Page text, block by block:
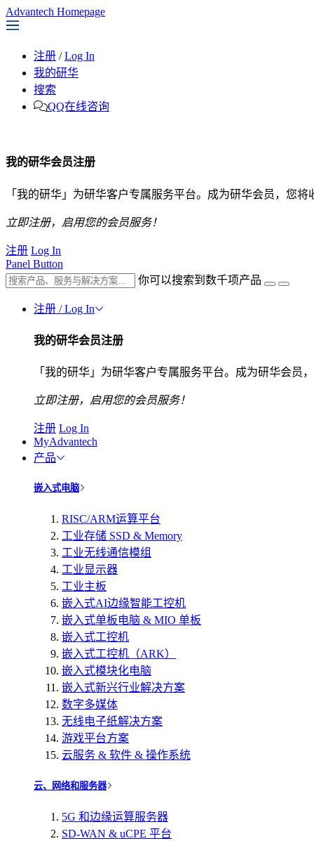
Advantech Homepage
注册 / Log In
我的研华
搜索
QQ在线咨询
我的研华会员注册
「我的研华」为研华客户专属服务平台。成为研华会员，您
立即注册，启用您的会员服务！
注册 Log In
Panel Button
你可以搜索到数千项产品
注册 / Log In
我的研华会员注册
「我的研华」为研华客户专属服务平台。成为研华会
立即注册，启用您的会员服务！
注册 Log In
MyAdvantech
产品
嵌入式电脑
RISC/ARM运算平台
工业存储 SSD & Memory
工业无线通信模组
工业显示器
工业主板
嵌入式AI边缘智能工控机
嵌入式单板电脑 & MIO 单板
嵌入式工控机
嵌入式工控机（ARK）
嵌入式模块化电脑
嵌入式新兴行业解决方案
数字多媒体
无线电子纸解决方案
游戏平台方案
云服务 & 软件 & 操作系统
云、网络和服务器
5G 和边缘运算服务器
SD-WAN & uCPE 平台